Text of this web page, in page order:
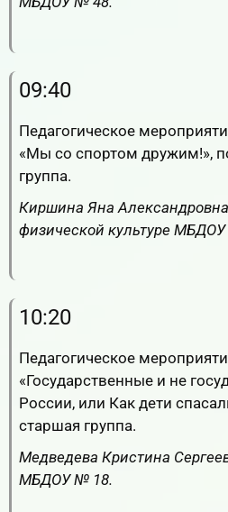
09:40
Педагогическое
«Мы со спортом дружим!»,
группа.
Киршина Яна
физической культуре
10:20
Педагогическое
«Государственные и не
России, или Как дети
старшая группа.
Медведева Кристина
МБДОУ № 18.